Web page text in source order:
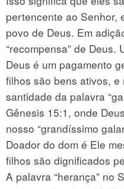
pertencente ao Senhor,
povo de Deus. Em
“recompensa” de Deus.
Deus é um pagamento
filhos são bens ativos,
santidade da palavra
Gênesis 15:1, onde
nosso “grandíssimo
Doador do dom é Ele
filhos são dignificados
A palavra “herança” no